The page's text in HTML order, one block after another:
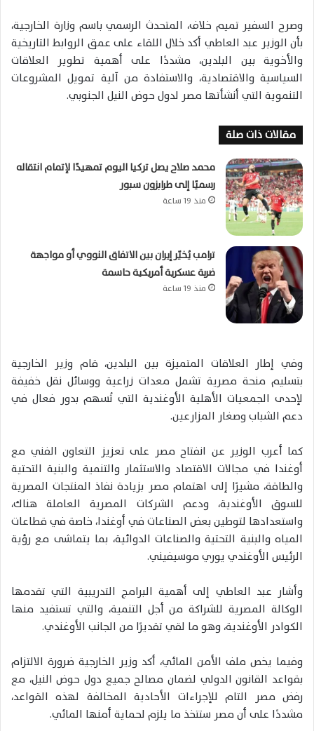
وصرح السفير تميم خلاف، المتحدث الرسمي باسم وزارة الخارجية،
بأن الوزير عبد العاطي أكد خلال اللقاء على عمق الروابط التاريخية
والأخوية بين البلدين، مشددًا على أهمية تطوير العلاقات
السياسية والاقتصادية، والاستفادة من آلية تمويل المشروعات
التنموية التي أنشأتها مصر لدول حوض النيل الجنوبي.
مقالات ذات صلة
محمد صلاح يصل تركيا اليوم تمهيدًا لإتمام انتقاله
رسميًا إلى طرابزون سبور
منذ 19 ساعة
ترامب يُخيّر إيران بين الاتفاق النووي أو مواجهة
ضربة عسكرية أمريكية حاسمة
منذ 19 ساعة
وفي إطار العلاقات المتميزة بين البلدين، قام وزير الخارجية
بتسليم منحة مصرية تشمل معدات زراعية ووسائل نقل خفيفة
لإحدى الجمعيات الأهلية الأوغندية التي تُسهم بدور فعال في
دعم الشباب وصغار المزارعين.
كما أعرب الوزير عن انفتاح مصر على تعزيز التعاون الفني مع
أوغندا في مجالات الاقتصاد والاستثمار والتنمية والبنية التحتية
والطاقة، مشيرًا إلى اهتمام مصر بزيادة نفاذ المنتجات المصرية
للسوق الأوغندية، ودعم الشركات المصرية العاملة هناك،
واستعدادها لتوطين بعض الصناعات في أوغندا، خاصة في قطاعات
المياه والبنية التحتية والصناعات الدوائية، بما يتماشى مع رؤية
الرئيس الأوغندي يوري موسيفيني.
وأشار عبد العاطي إلى أهمية البرامج التدريبية التي تقدمها
الوكالة المصرية للشراكة من أجل التنمية، والتي تستفيد منها
الكوادر الأوغندية، وهو ما لقي تقديرًا من الجانب الأوغندي.
وفيما يخص ملف الأمن المائي، أكد وزير الخارجية ضرورة الالتزام
بقواعد القانون الدولي لضمان مصالح جميع دول حوض النيل، مع
رفض مصر التام للإجراءات الأحادية المخالفة لهذه القواعد،
مشددًا على أن مصر ستتخذ ما يلزم لحماية أمنها المائي.